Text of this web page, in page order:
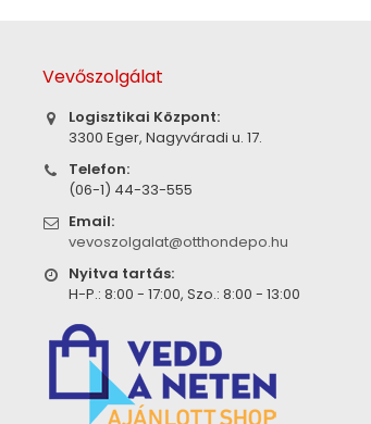
Vevőszolgálat
Logisztikai Központ:
3300 Eger, Nagyváradi u. 17.
Telefon:
(06-1) 44-33-555
Email:
vevoszolgalat@otthondepo.hu
Nyitva tartás:
H-P.: 8:00 - 17:00, Szo.: 8:00 - 13:00